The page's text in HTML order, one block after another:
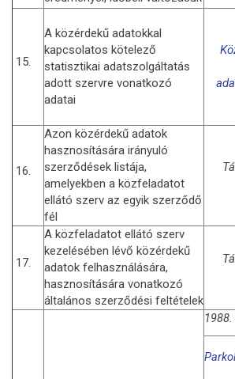
15.
A közérdekű adatokkal
kapcsolatos kötelező
statisztikai adatszolgáltatás
adott szervre vonatkozó
adatai
16.
Azon közérdekű adatok
hasznosítására irányuló
szerződések listája,
amelyekben a közfeladatot
ellátó szerv az egyik szerződő
fél
17.
A közfeladatot ellátó szerv
kezelésében lévő közérdekű
adatok felhasználására,
hasznosítására vonatkozó
általános szerződési feltételek